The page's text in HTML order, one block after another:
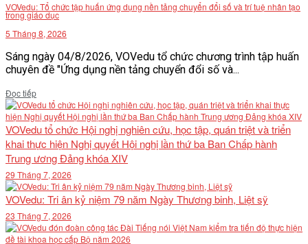
VOVedu: Tổ chức tập huấn ứng dụng nền tảng chuyển đổi số và trí tuệ nhân tạo
trong giáo dục
5 Tháng 8, 2026
Sáng ngày 04/8/2026, VOVedu tổ chức chương trình tập huấn
chuyên đề "Ứng dụng nền tảng chuyển đổi số và...
Đọc tiếpDetails
VOVedu tổ chức Hội nghị nghiên cứu, học tập, quán triệt và triển
khai thực hiện Nghị quyết Hội nghị lần thứ ba Ban Chấp hành
Trung ương Đảng khóa XIV
29 Tháng 7, 2026
VOVedu: Tri ân kỷ niệm 79 năm Ngày Thương binh, Liệt sỹ
23 Tháng 7, 2026